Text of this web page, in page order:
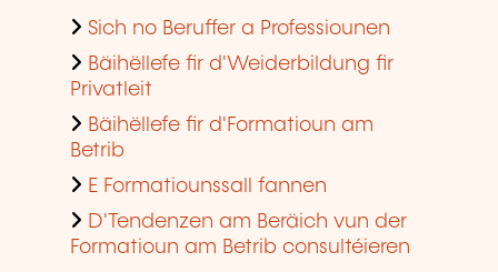
Sich no Beruffer a Professiounen
Bäihëllefe fir d'Weiderbildung fir
Privatleit
Bäihëllefe fir d'Formatioun am
Betrib
E Formatiounssall fannen
D'Tendenzen am Beräich vun der
Formatioun am Betrib consultéieren